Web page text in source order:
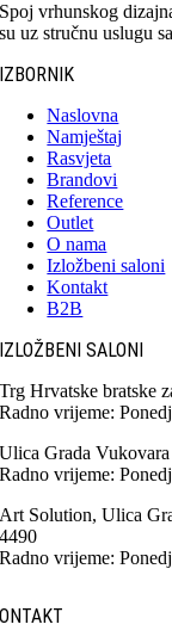
Spoj vrhunskog
su uz stručnu uslugu
IZBORNIK
Naslovna
Namještaj
Rasvjeta
Brandovi
Reference
Outlet
O nama
Izložbeni saloni
Kontakt
B2B
IZLOŽBENI SALONI
Trg Hrvatske bratske
Radno vrijeme:
Ulica Grada
Radno vrijeme:
Art Solution, Ulica
4490
Radno vrijeme: